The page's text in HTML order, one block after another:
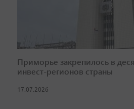
Приморье закрепилось в
инвест-регионов страны
17.07.2026